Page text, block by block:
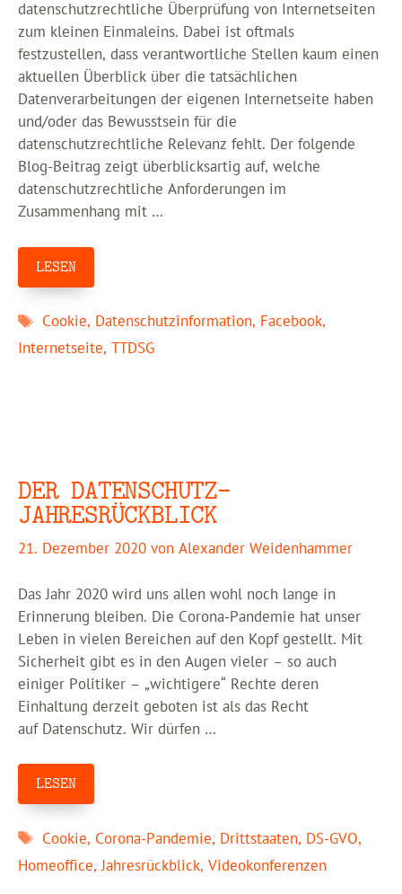
datenschutzrechtliche Überprüfung von Internetseiten
zum kleinen Einmaleins. Dabei ist oftmals
festzustellen, dass verantwortliche Stellen kaum einen
aktuellen Überblick über die tatsächlichen
Datenverarbeitungen der eigenen Internetseite haben
und/oder das Bewusstsein für die
datenschutzrechtliche Relevanz fehlt. Der folgende
Blog-Beitrag zeigt überblicksartig auf, welche
datenschutzrechtliche Anforderungen im
Zusammenhang mit …
LESEN
Schlagwörter
Cookie, Datenschutzinformation, Facebook,
Internetseite, TTDSG
DER DATENSCHUTZ-
JAHRESRÜCKBLICK
21. Dezember 2020 von Alexander Weidenhammer
Das Jahr 2020 wird uns allen wohl noch lange in
Erinnerung bleiben. Die Corona-Pandemie hat unser
Leben in vielen Bereichen auf den Kopf gestellt. Mit
Sicherheit gibt es in den Augen vieler – so auch
einiger Politiker – „wichtigere“ Rechte deren
Einhaltung derzeit geboten ist als das Recht
auf Datenschutz. Wir dürfen …
LESEN
Schlagwörter
Cookie, Corona-Pandemie, Drittstaaten, DS-GVO,
Homeoffice,Jahresrückblick, Videokonferenzen